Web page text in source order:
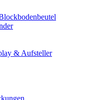
& Aufsteller